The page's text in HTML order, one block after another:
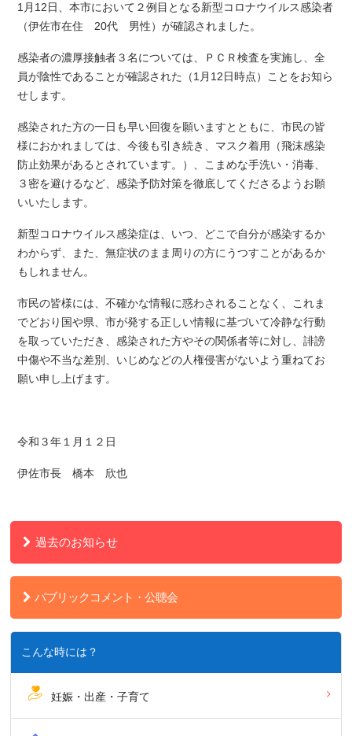
1月12日、本市において２例目となる新型コロナウイルス感染者
（伊佐市在住 20代 男性）が確認されました。
感染者の濃厚接触者３名については、ＰＣＲ検査を実施し、全
員が陰性であることが確認された（1 月12日時点）ことをお知ら
せします。
感染された方の一日も早い回復を願いますとともに、市民の皆
様におかれましては、今後も引き続き、マスク着用（飛沫感染
防止効果があるとされています。）、こまめな手洗い・消毒、
３密を避けるなど、感染予防対策を徹底してくださるようお願
いいたします。
新型コロナウイルス感染症は、いつ、どこで自分が感染するか
わからず、また、無症状のまま周りの方にうつすことがあるか
もしれません。
市民の皆様には、不確かな情報に惑わされることなく、これま
でどおり国や県、市が発する正しい情報に基づいて冷静な行動
を取っていただき、感染された方やその関係者等に対し、誹謗
中傷や不当な差別、いじめなどの人権侵害がないよう重ねてお
願い申し上げます。
令和３年１月１２日
伊佐市長 橋本 欣也
過去のお知らせ
パブリックコメント・公聴会
こんな時には？
妊娠・出産・子育て